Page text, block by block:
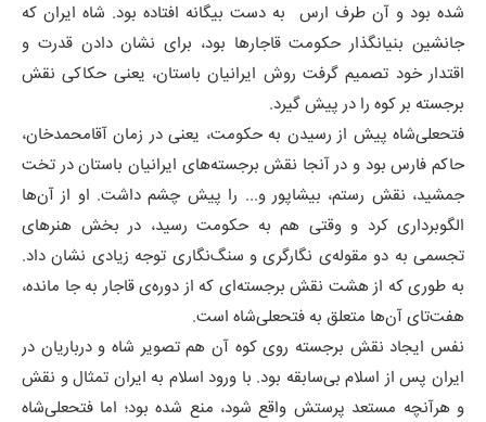
شده بود و آن طرف ارس به دست بیگانه افتاده بود. شاه ایران که
جانشین بنیانگذار حکومت قاجارها بود، برای نشان دادن قدرت و
اقتدار خود تصمیم گرفت روش ایرانیان باستان، یعنی حکاکی نقش
برجسته بر کوه را در پیش گیرد.
فتحعلی‌شاه پیش از رسیدن به حکومت، یعنی در زمان آقامحمدخان،
حاکم فارس بود و در آنجا نقش برجسته‌های ایرانیان باستان در تخت
جمشید، نقش رستم، بیشاپور و... را پیش چشم داشت. او از آن‌ها
الگوبرداری کرد و وقتی هم به حکومت رسید، در بخش هنرهای
تجسمی به دو مقوله‌ی نگارگری و سنگ‌نگاری توجه زیادی نشان داد.
به طوری که از هشت نقش برجسته‌ای که از دوره‌ی قاجار به جا مانده،
هفت‌تای آن‌ها متعلق به فتحعلی‌شاه است.
نفس ایجاد نقش برجسته روی کوه آن هم تصویر شاه و درباریان در
ایران پس از اسلام بی‌سابقه بود. با ورود اسلام به ایران تمثال و نقش
و هرآنچه مستعد پرستش واقع شود، منع شده بود؛ اما فتحعلی‌شاه